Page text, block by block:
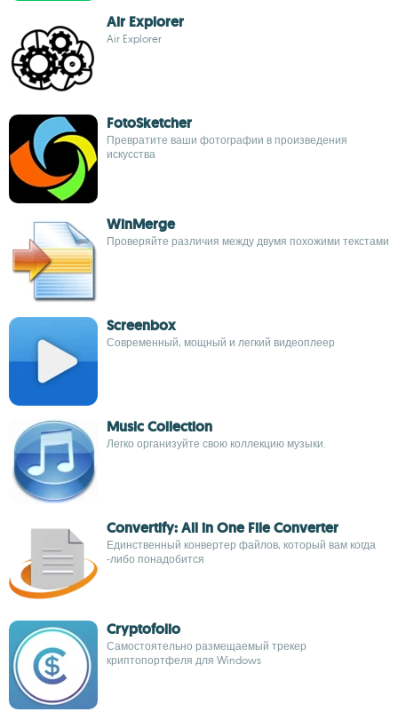
Air Explorer
Air Explorer
FotoSketcher
Превратите ваши фотографии в произведения
искусства
WinMerge
Проверяйте различия между двумя похожими текстами
Screenbox
Современный, мощный и легкий видеоплеер
Music Collection
Легко организуйте свою коллекцию музыки.
Convertify: All in One File Converter
Единственный конвертер файлов, который вам когда
-либо понадобится
Cryptofolio
Самостоятельно размещаемый трекер
криптопортфеля для Windows